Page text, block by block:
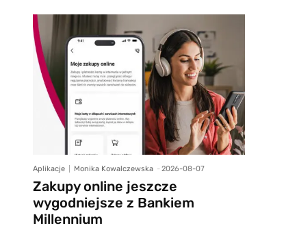
Aplikacje Monika Kowalczewska - 2026-08-07
Zakupy online jeszcze
wygodniejsze z Bankiem
Millennium